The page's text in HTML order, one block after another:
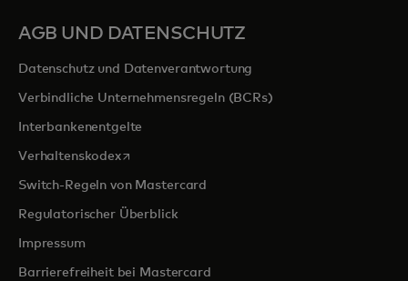
AGB UND DATENSCHUTZ
Datenschutz und Datenverantwortung
Verbindliche Unternehmensregeln (BCRs)
Interbankenentgelte
Verhaltenskodexwird in einer neuen Registerkarte geöffnet
Switch-Regeln von Mastercard
Regulatorischer Überblick
Impressum
Barrierefreiheit bei Mastercard